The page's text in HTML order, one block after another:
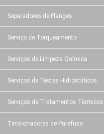
Separadores de Flanges
Serviço de Torqueamento
Serviços de Limpeza Química
Serviços de Testes Hidrostáticos
Serviços de Tratamentos Térmicos
Tensionadores de Parafuso